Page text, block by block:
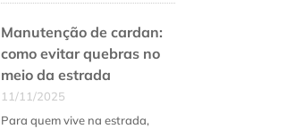
clientes
na
mecânica
Manutenção de cardan:
como evitar quebras no
meio da estrada
11/11/2025
Para quem vive na estrada,